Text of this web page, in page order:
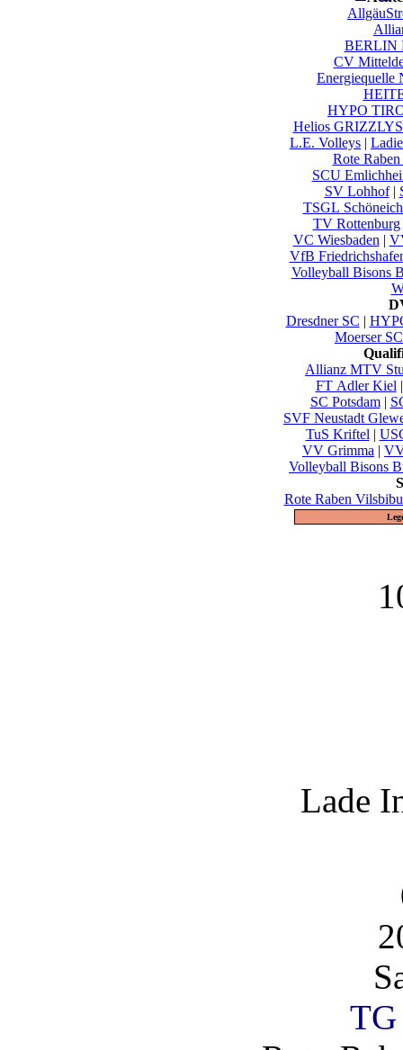
BERLIN
CV
Energiequelle
HYPO
Helios GRIZZLYS
L.E. Volleys |
Rote
SCU
SV Lohhof|
TSGL
TV Rottenburg
VC Wiesbaden |
VfB
Volleyball Bisons
Dresdner SC |
Moerser SC
Allianz MTV
FT Adler Kiel
SC Potsdam|
SVF Neustadt
TuS Kriftel |
VV Grimma |
Volleyball Bisons
Rote Raben
Lade
TG